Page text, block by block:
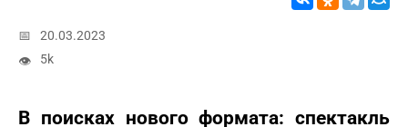
📅
20.03.2023
👁
5k
В поисках нового формата: спектакль